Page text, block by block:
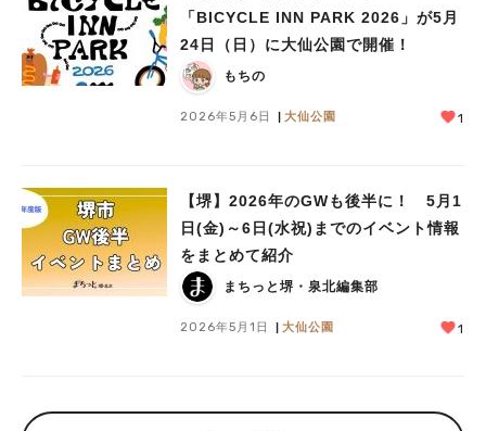
「BICYCLE INN PARK 2026」が5月
24日（日）に大仙公園で開催！
もちの
2026年5月6日 大仙公園 1
【堺】2026年のGWも後半に！ 5月1
日(金)～6日(水祝)までのイベント情報
をまとめて紹介
まちっと堺・泉北編集部
2026年5月1日 大仙公園 1